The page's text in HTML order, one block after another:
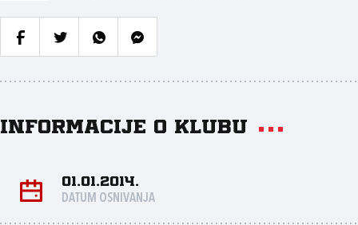
Informacije o klubu
01.01.2014.
DATUM OSNIVANJA